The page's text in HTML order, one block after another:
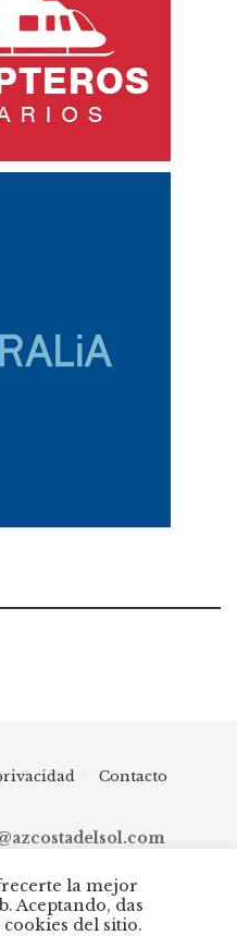
Contacto
de Málaga capital hasta
Benalmádena, Fuengirola,
la mejor
Aceptando, das
del sitio.